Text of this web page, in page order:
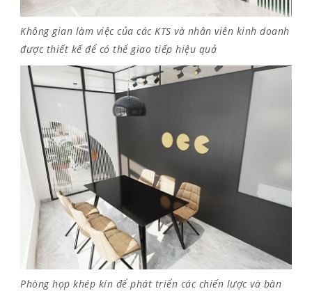
Không gian làm việc của các KTS và nhân viên kinh doanh
được thiết kế để có thể giao tiếp hiệu quả
Phòng họp khép kín để phát triển các chiến lược và bàn